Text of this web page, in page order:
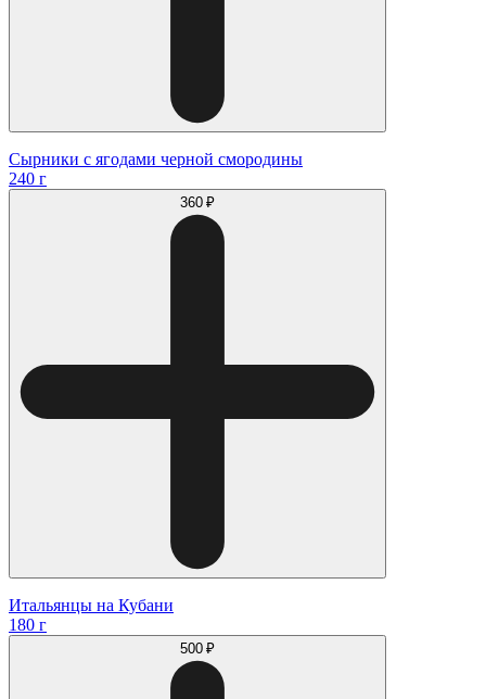
Сырники с ягодами черной смородины
240 г
360 ₽
Итальянцы на Кубани
180 г
500 ₽